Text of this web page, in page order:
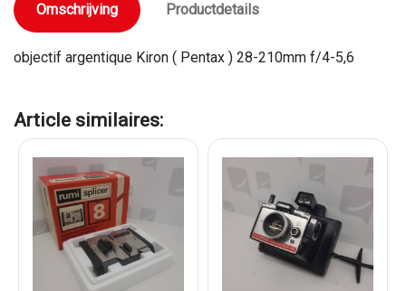
Omschrijving Productdetails
objectif argentique Kiron ( Pentax ) 28-210mm f/4-5,6
Article similaires: